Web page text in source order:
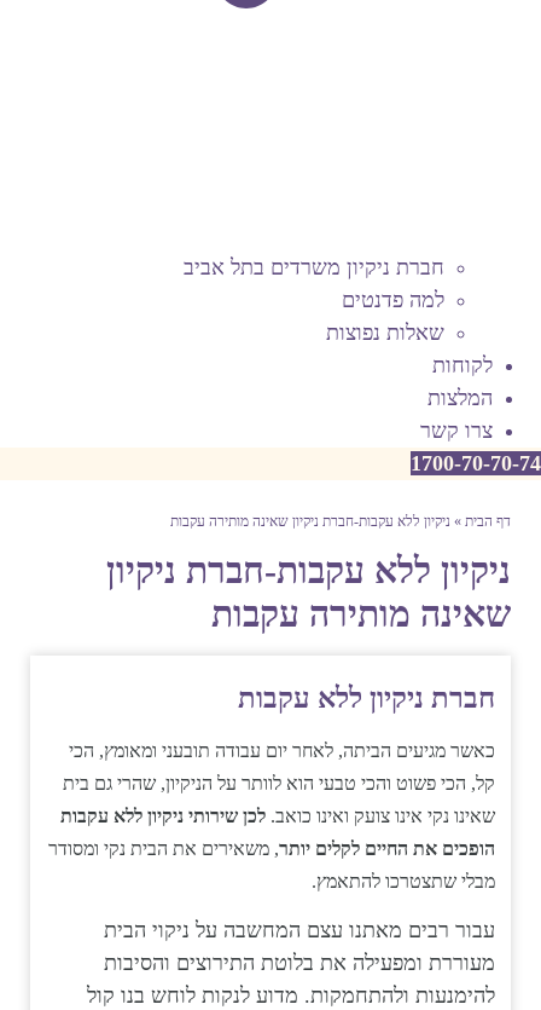
חברת ניקיון משרדים בתל אביב
למה פדנטים
שאלות נפוצות
לקוחות
המלצות
צרו קשר
1700-70-70-74
דף הבית » ניקיון ללא עקבות-חברת ניקיון שאינה מותירה עקבות
ניקיון ללא עקבות-חברת ניקיון
שאינה מותירה עקבות
חברת ניקיון ללא עקבות
כאשר מגיעים הביתה, לאחר יום עבודה תובעני ומאומץ, הכי
קל, הכי פשוט והכי טבעי הוא לוותר על הניקיון, שהרי גם בית
שאינו נקי אינו צועק ואינו כואב. לכן שירותי ניקיון ללא עקבות
הופכים את החיים לקלים יותר, משאירים את הבית נקי ומסודר
מבלי שתצטרכו להתאמץ.
עבור רבים מאתנו עצם המחשבה על ניקוי הבית
מעוררת ומפעילה את בלוטת התירוצים והסיבות
להימנעות ולהתחמקות. מדוע לנקות לוחש בנו קול